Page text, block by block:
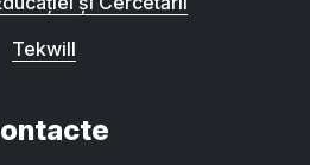
Tekwill